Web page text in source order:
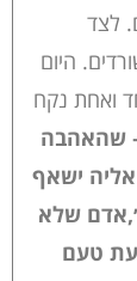
לצד
היום
ואחת נקח
שהאהבה
ישאף
שלא
טעם